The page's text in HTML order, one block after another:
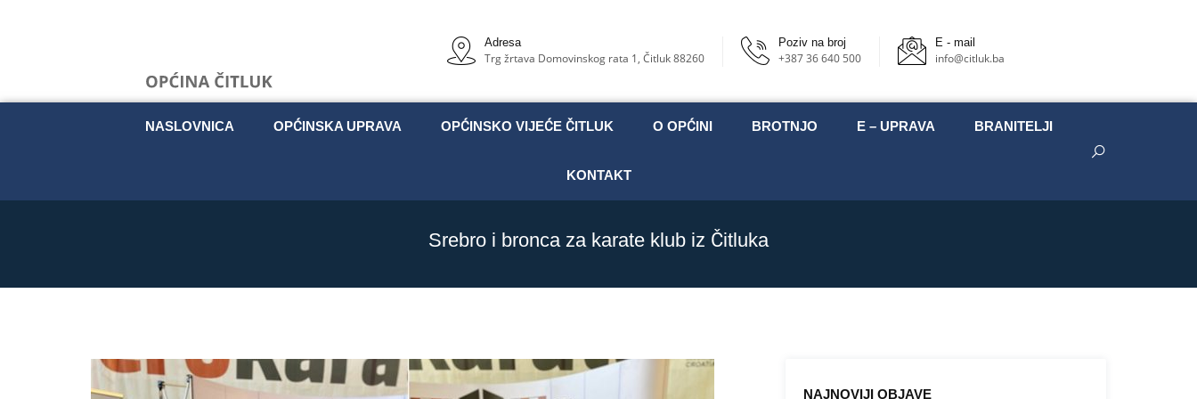
Adresa
Trg žrtava Domovinskog rata 1, Čitluk 88260
Poziv na broj
+387 36 640 500
E - mail
info@citluk.ba
NASLOVNICA OPĆINSKA UPRAVA OPĆINSKO VIJEĆE ČITLUK O OPĆINI BROTNJO E – UPRAVA BRANITELJI
KONTAKT
Srebro i bronca za karate klub iz Čitluka
NAJNOVIJI OBJAVE